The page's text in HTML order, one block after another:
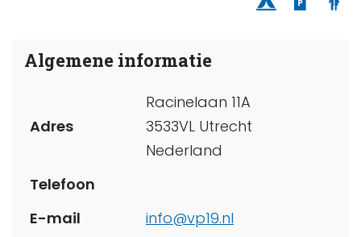
Algemene informatie
Adres
Racinelaan 11A
3533VL Utrecht
Nederland
Telefoon
E-mail
info@vp19.nl